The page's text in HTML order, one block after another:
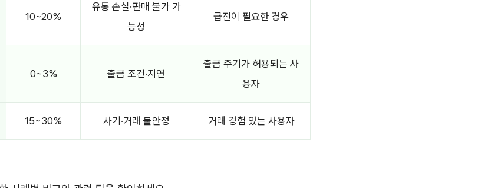
10~20%
유통 손실·판매 불가 가
능성
급전이 필요한 경우
0~3% 출금 조건·지연
출금 주기가 허용되는 사
용자
15~30% 사기·거래 불안정 거래 경험 있는 사용자